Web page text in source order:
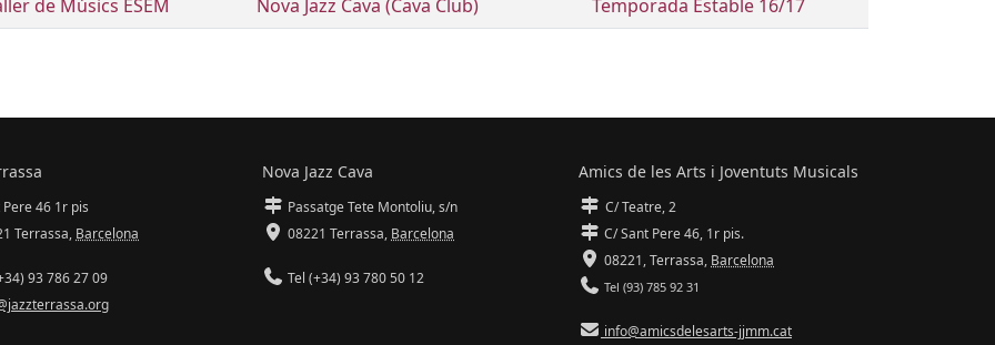
de Músics ESEM Nova Jazz Cava (Cava Club) Temporada Estable 16/17
Pere 46 1r pis
Terrassa, Barcelona
93 786 27 09
Nova Jazz Cava
Passatge Tete Montoliu, s/n
08221 Terrassa, Barcelona
Tel (+34) 93 780 50 12
Amics de les Arts i Joventuts Musicals
C/ Teatre, 2
C/ Sant Pere 46, 1r pis.
08221,Terrassa, Barcelona
Tel (93) 785 92 31
info@amicsdelesarts-jjmm.cat